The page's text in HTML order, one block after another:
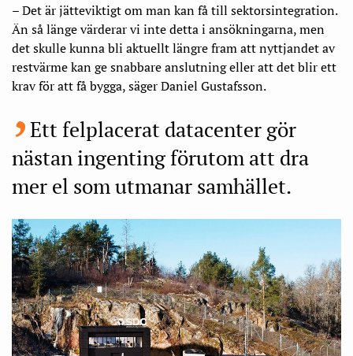
– Det är jätteviktigt om man kan få till sektorsintegration.
Än så länge värderar vi inte detta i ansökningarna, men
det skulle kunna bli aktuellt längre fram att nyttjandet av
restvärme kan ge snabbare anslutning eller att det blir ett
krav för att få bygga, säger Daniel Gustafsson.
Ett felplacerat datacenter gör
nästan ingenting förutom att dra
mer el som utmanar samhället.